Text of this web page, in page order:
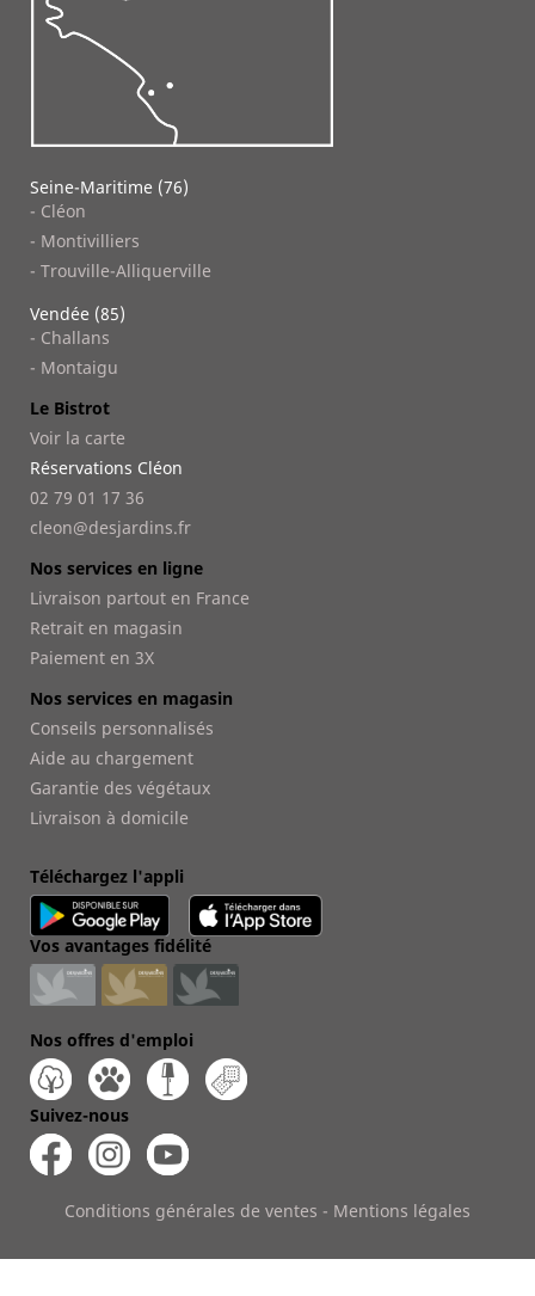
Seine-Maritime (76)
- Cléon
- Montivilliers
- Trouville-Alliquerville
Vendée (85)
- Challans
- Montaigu
Le Bistrot
Voir la carte
Réservations Cléon
02 79 01 17 36
cleon@desjardins.fr
Nos services en ligne
Livraison partout en France
Retrait en magasin
Paiement en 3X
Nos services en magasin
Conseils personnalisés
Aide au chargement
Garantie des végétaux
Livraison à domicile
Téléchargez l'appli
Vos avantages fidélité
Nos offres d'emploi
Suivez-nous
Conditions générales de ventes - Mentions légales